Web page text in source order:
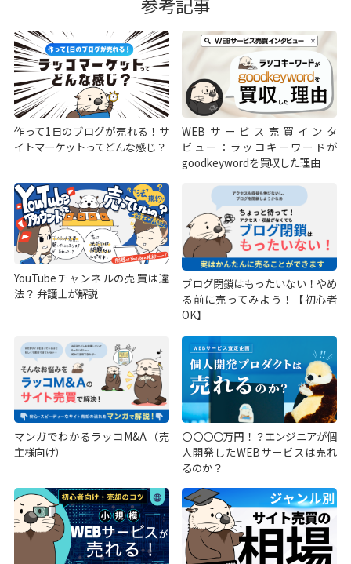
作って1日のブログが売れる！サ
イトマーケットってどんな感じ？
WEBサービス売買インタ
ビュー：ラッコキーワードが
goodkeywordを買収した理由
YouTubeチャンネルの売買は違
法？ 弁護士が解説
ブログ閉鎖はもったいない！やめ
る前に売ってみよう！【初心者
OK】
マンガでわかるラッコM&A（売
主様向け）
〇〇〇〇万円！？エンジニアが個
人開発したWEBサービスは売れ
るのか？